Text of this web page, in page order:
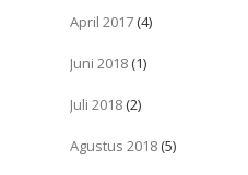
April 2017 (4)
Juni 2018 (1)
Juli 2018 (2)
Agustus 2018 (5)